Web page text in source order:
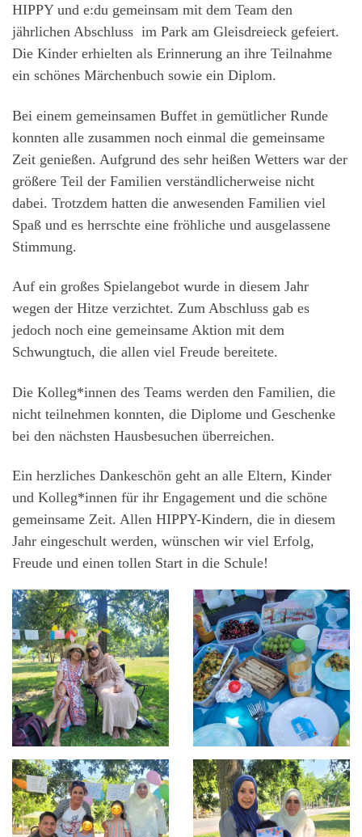
HIPPY und e:du gemeinsam mit dem Team den
jährlichen Abschluss im Park am Gleisdreieck gefeiert.
Die Kinder erhielten als Erinnerung an ihre Teilnahme
ein schönes Märchenbuch sowie ein Diplom.
Bei einem gemeinsamen Buffet in gemütlicher Runde
konnten alle zusammen noch einmal die gemeinsame
Zeit genießen. Aufgrund des sehr heißen Wetters war der
größere Teil der Familien verständlicherweise nicht
dabei. Trotzdem hatten die anwesenden Familien viel
Spaß und es herrschte eine fröhliche und ausgelassene
Stimmung.
Auf ein großes Spielangebot wurde in diesem Jahr
wegen der Hitze verzichtet. Zum Abschluss gab es
jedoch noch eine gemeinsame Aktion mit dem
Schwungtuch, die allen viel Freude bereitete.
Die Kolleg*innen des Teams werden den Familien, die
nicht teilnehmen konnten, die Diplome und Geschenke
bei den nächsten Hausbesuchen überreichen.
Ein herzliches Dankeschön geht an alle Eltern, Kinder
und Kolleg*innen für ihr Engagement und die schöne
gemeinsame Zeit. Allen HIPPY-Kindern, die in diesem
Jahr eingeschult werden, wünschen wir viel Erfolg,
Freude und einen tollen Start in die Schule!